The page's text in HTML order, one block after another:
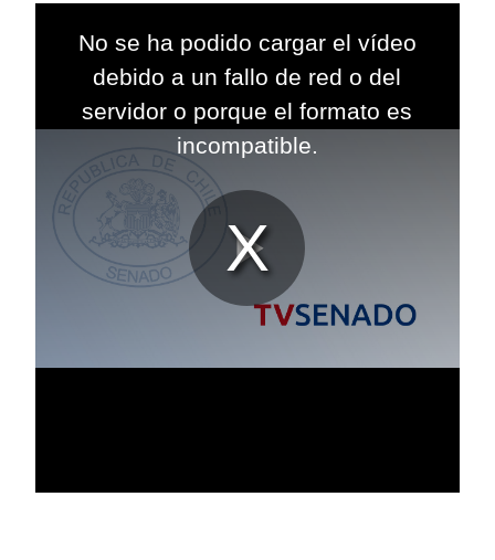
window.
No se ha podido cargar el vídeo
debido a un fallo de red o del
servidor o porque el formato es
incompatible.